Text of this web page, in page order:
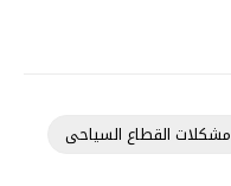
مشكلات القطاع السياحى